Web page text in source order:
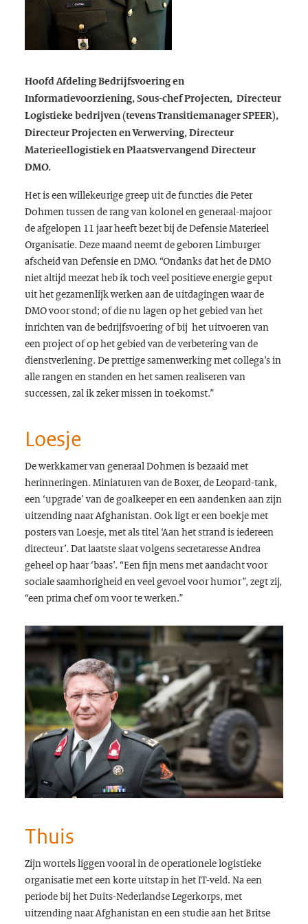
Hoofd Afdeling Bedrijfsvoering en
Informatievoorziening, Sous-chef Projecten, Directeur
Logistieke bedrijven (tevens Transitiemanager SPEER),
Directeur Projecten en Verwerving, Directeur
Materieellogistiek en Plaatsvervangend Directeur
DMO.
Het is een willekeurige greep uit de functies die Peter
Dohmen tussen de rang van kolonel en generaal-majoor
de afgelopen 11 jaar heeft bezet bij de Defensie Materieel
Organisatie. Deze maand neemt de geboren Limburger
afscheid van Defensie en DMO. “Ondanks dat het de DMO
niet altijd meezat heb ik toch veel positieve energie geput
uit het gezamenlijk werken aan de uitdagingen waar de
DMO voor stond; of die nu lagen op het gebied van het
inrichten van de bedrijfsvoering of bij het uitvoeren van
een project of op het gebied van de verbetering van de
dienstverlening. De prettige samenwerking met collega’s in
alle rangen en standen en het samen realiseren van
successen, zal ik zeker missen in toekomst.”
Loesje
De werkkamer van generaal Dohmen is bezaaid met
herinneringen. Miniaturen van de Boxer, de Leopard-tank,
een ‘upgrade’ van de goalkeeper en een aandenken aan zijn
uitzending naar Afghanistan. Ook ligt er een boekje met
posters van Loesje, met als titel ‘Aan het strand is iedereen
directeur’. Dat laatste slaat volgens secretaresse Andrea
geheel op haar ‘baas’. “Een fijn mens met aandacht voor
sociale saamhorigheid en veel gevoel voor humor”, zegt zij,
“een prima chef om voor te werken.”
Thuis
Zijn wortels liggen vooral in de operationele logistieke
organisatie met een korte uitstap in het IT-veld. Na een
periode bij het Duits-Nederlandse Legerkorps, met
uitzending naar Afghanistan en een studie aan het Britse